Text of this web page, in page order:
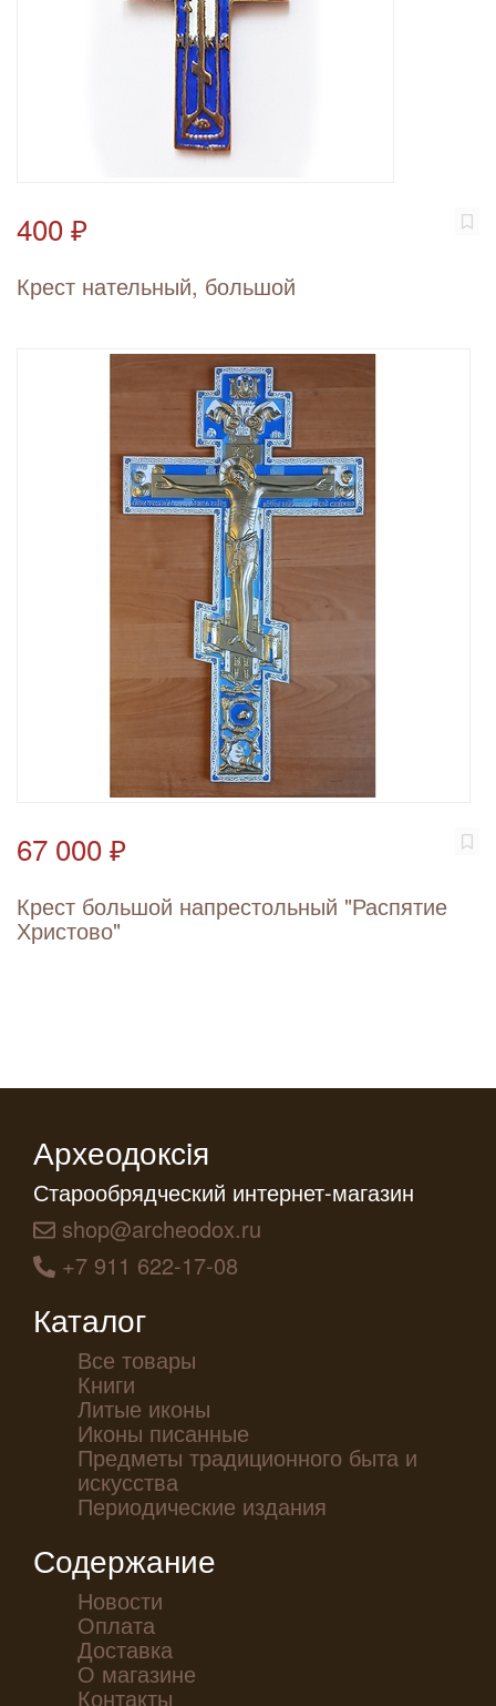
400 ₽
Крест нательный, большой
67 000 ₽
Крест большой напрестольный "Распятие
Христово"
Археодоксiя
Старообрядческий интернет-магазин
shop@archeodox.ru
+7 911 622-17-08
Каталог
Все товары
Книги
Литые иконы
Иконы писанные
Предметы традиционного быта и
искусства
Периодические издания
Содержание
Новости
Оплата
Доставка
О магазине
Контакты